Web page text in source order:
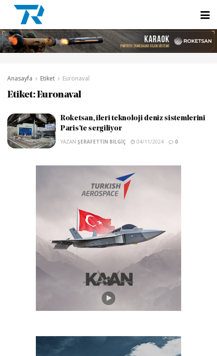
Anasayfa Etiket Euronaval
Etiket:Euronaval
Roketsan, ileri teknoloji deniz sistemlerini
Paris’te sergiliyor
YAZAN ŞERAFETTIN BILGIÇ 04/11/2024 0